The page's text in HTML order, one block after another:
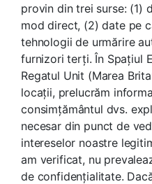
provin din trei surse: (1)
mod direct, (2) date pe
tehnologii de urmărire
furnizori terți. În Spațiul
Regatul Unit (Marea
locații, prelucrăm
consimțământul dvs.
necesar din punct de
intereselor noastre
am verificat, nu
de confidențialitate.